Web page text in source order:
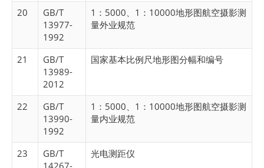
20
GB/T
13977-
1992
1：5000、1：10000地形图航空摄影测
量外业规范
21
GB/T
13989-
2012
国家基本比例尺地形图分幅和编号
22
GB/T
13990-
1992
1：5000、1：10000地形图航空摄影测
量内业规范
23
GB/T
14267-
光电测距仪